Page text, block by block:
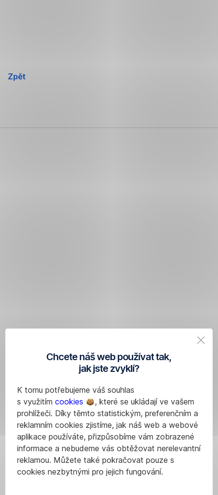
Chcete náš web používat tak,
jak jste zvyklí?
K tomu potřebujeme váš souhlas
s využitím cookies
, které se ukládají ve vašem
prohlížeči. Díky těmto statistickým, preferenčním a
reklamním cookies zjistíme, jak náš web a webové
aplikace používáte, přizpůsobíme vám zobrazené
informace a nebudeme vás obtěžovat nerelevantní
reklamou. Můžete také pokračovat pouze s
cookies nezbytnými pro jejich fungování.
Zpět